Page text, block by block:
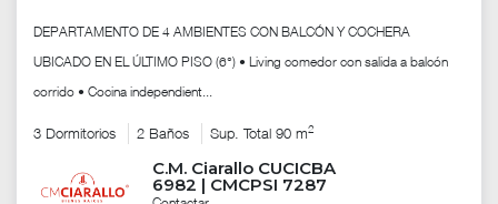
DEPARTAMENTO DE 4 AMBIENTES CON BALCÓN Y COCHERA
UBICADO EN EL ÚLTIMO PISO (6°) • Living comedor con salida a balcón
corrido • Cocina independient...
3 Dormitorios 2 Baños Sup. Total 90 m2
C.M. Ciarallo CUCICBA
6982 | CMCPSI 7287